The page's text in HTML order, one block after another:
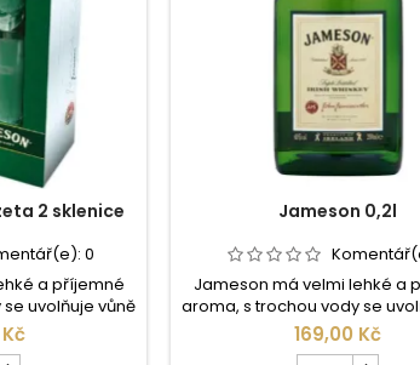
2 sklenice
0
a příjemné
uvolňuje vůně
sluncem
Ovšem vůně
Jameson 0,2l
Jameson má velmi lehké a
aroma, s trochou vody se
medové plástve a
rozpáleného dřeva.
169,00 Kč